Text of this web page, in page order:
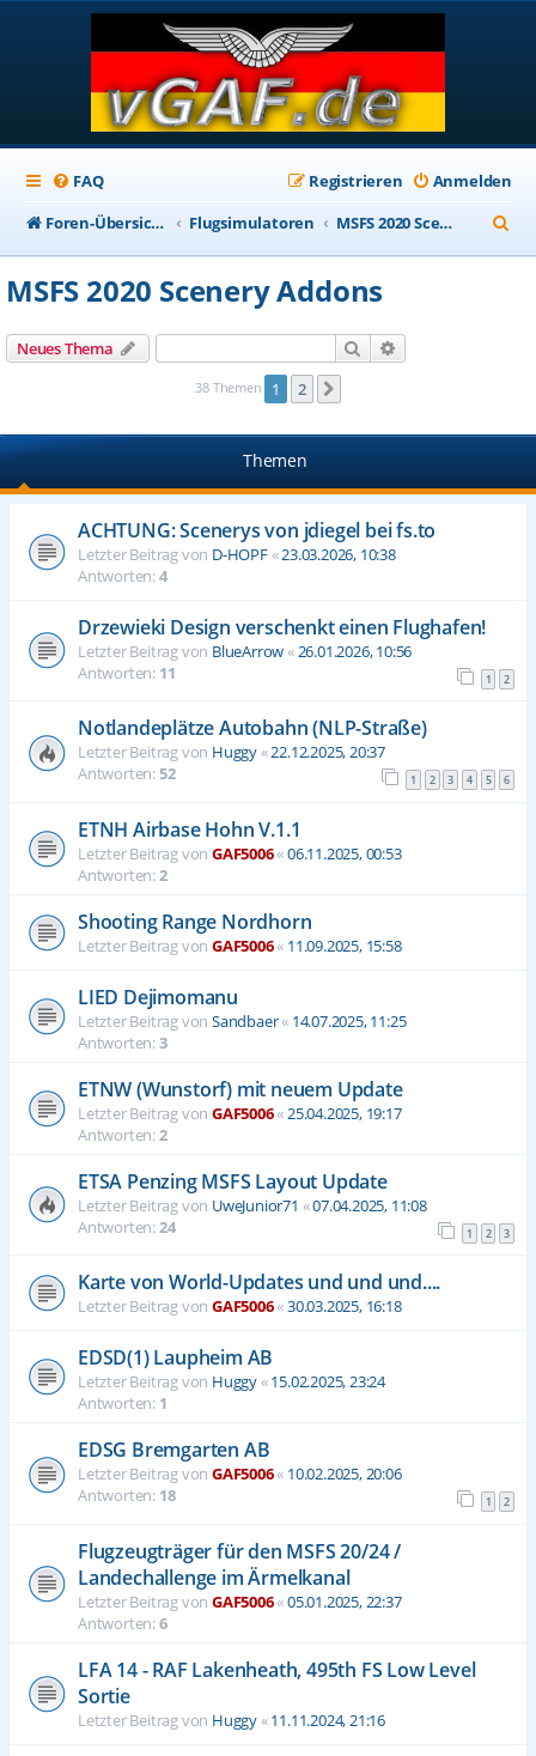
FAQ Anmelden
Registrieren
Foren-Übersicht
Flugsimulatoren MSFS 2020 Scenery Addons
u
MSFS 2020 Scenery Addons
Neues Thema Suche
38 Themen 1 2
Themen
ACHTUNG: Scenerys von jdiegel bei fs.to
Letzter Beitrag von D-HOPF«23.03.2026, 10:38
Antworten:4
Drzewieki Design verschenkt einen Flughafen!
Letzter Beitrag von BlueArrow«26.01.2026, 10:56
Antworten: 11 1 2
Notlandeplätze Autobahn (NLP-Straße)
Letzter Beitrag von Huggy«22.12.2025, 20:37
Antworten:52 1 2 3 4 5 6
ETNH Airbase Hohn V.1.1
Letzter Beitrag von GAF5006«06.11.2025, 00:53
Antworten:2
Shooting Range Nordhorn
Letzter Beitrag von GAF5006« 11.09.2025, 15:58
LIED Dejimomanu
Letzter Beitrag von Sandbaer« 14.07.2025, 11:25
Antworten:3
ETNW (Wunstorf) mit neuem Update
Letzter Beitrag von GAF5006«25.04.2025, 19:17
Antworten:2
ETSA Penzing MSFS Layout Update
Letzter Beitrag von UweJunior71 «07.04.2025, 11:08
Antworten:24 1 2 3
Karte von World-Updates und und und....
Letzter Beitrag von GAF5006«30.03.2025, 16:18
EDSD(1) Laupheim AB
Letzter Beitrag von Huggy«15.02.2025, 23:24
Antworten: 1
EDSG Bremgarten AB
Letzter Beitrag von GAF5006« 10.02.2025, 20:06
Antworten: 18 1 2
Flugzeugträger für den MSFS 20/24 /
Landechallenge im Ärmelkanal
Letzter Beitrag von GAF5006«05.01.2025, 22:37
Antworten:6
LFA 14 - RAF Lakenheath, 495th FS Low Level
Sortie
Letzter Beitrag von Huggy«11.11.2024, 21:16